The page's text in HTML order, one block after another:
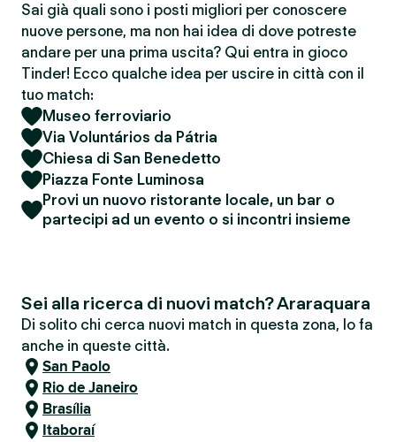
Sai già quali sono i posti migliori per conoscere
nuove persone, ma non hai idea di dove potreste
andare per una prima uscita? Qui entra in gioco
Tinder! Ecco qualche idea per uscire in città con il
tuo match:
Museo ferroviario
Via Voluntários da Pátria
Chiesa di San Benedetto
Piazza Fonte Luminosa
Provi un nuovo ristorante locale, un bar o
partecipi ad un evento o si incontri insieme
Sei alla ricerca di nuovi match? Araraquara
Di solito chi cerca nuovi match in questa zona, lo fa
anche in queste città.
San Paolo
Rio de Janeiro
Brasília
Itaboraí